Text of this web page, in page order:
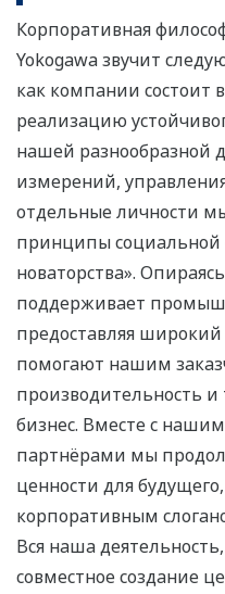
Корпоративная
Yokogawa звучит
как компании состоит
реализацию
нашей разнообразной
измерений,
отдельные личности
принципы социальной
новаторства».
поддерживает
предоставляя
помогают нашим
производительность
бизнес. Вместе с
партнёрами мы
ценности для
корпоративным
Вся наша
совместное создание